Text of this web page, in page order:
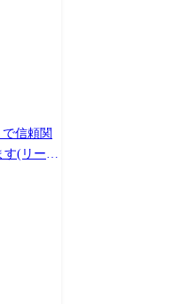
信頼関
す(リーダ
スの提